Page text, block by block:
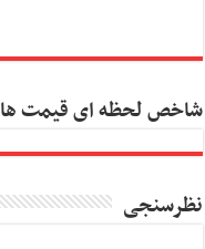
شاخص لحظه ای قیمت ها
نظرسنجی